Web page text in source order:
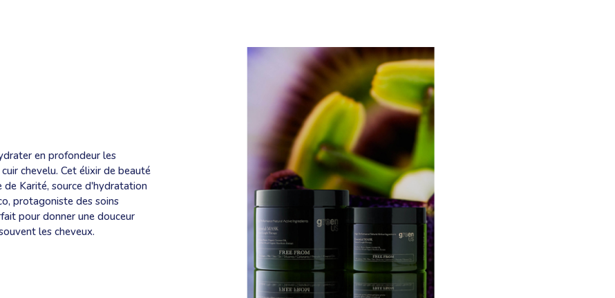
en profondeur les
chevelu. Cet élixir de beauté
Karité, source d'hydratation
protagoniste des soins
pour donner une douceur
les cheveux.